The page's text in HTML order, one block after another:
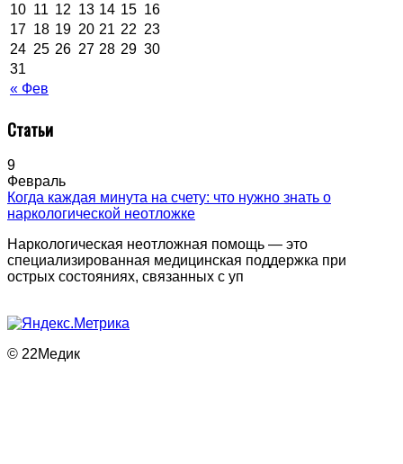
« Фев
10 11 12 13 14 15 16
17 18 19 20 21 22 23
24 25 26 27 28 29 30
31
Статьи
9
Февраль
Когда каждая минута на счету: что нужно знать о
наркологической неотложке
Наркологическая неотложная помощь — это
специализированная медицинская поддержка при
острых состояниях, связанных с уп
© 22Медик